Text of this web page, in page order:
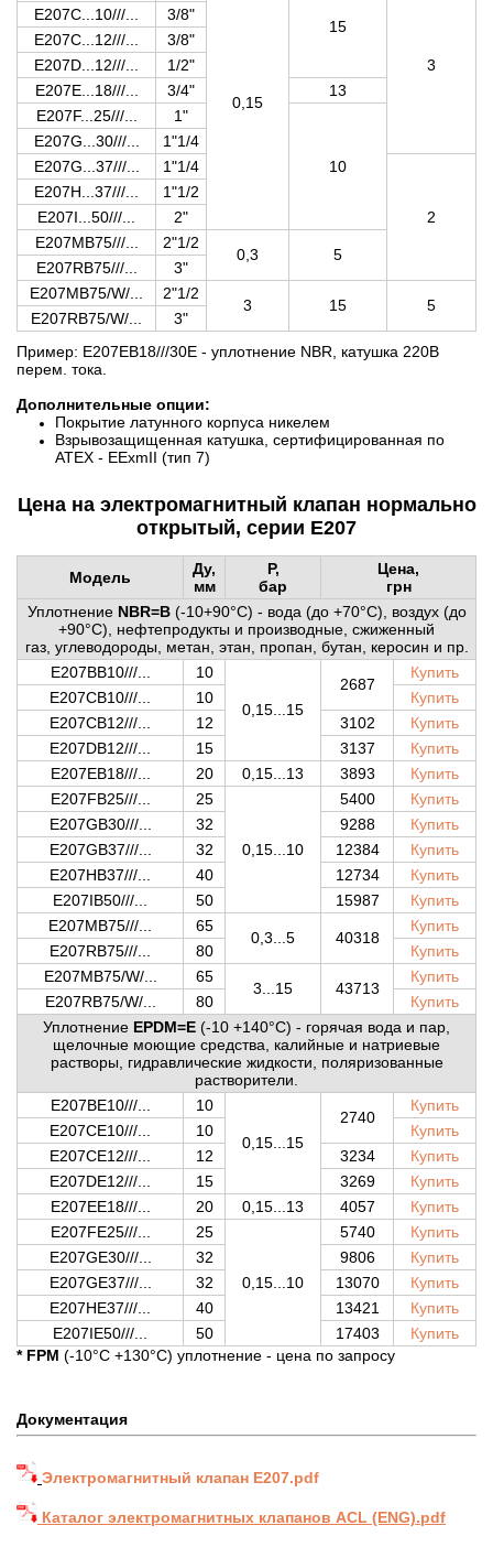
0,15
15
3
E207C...10///...
3/8"
E207C...12///...
3/8"
E207D...12///...
1/2"
E207E...18///...
3/4"
13
E207F...25///...
1"
10
E207G...30///...
1"1/4
E207G...37///...
1"1/4
2
E207H...37///...
1"1/2
E207I...50///...
2"
E207MB75///...
2"1/2
0,3 5
E207RB75///...
3"
E207MB75/W/...
2"1/2
3 15 5
E207RB75/W/...
3"
Пример: E207EB18///30E - уплотнение NBR, катушка 220В
перем. тока.
Дополнительные опции:
Покрытие латунного корпуса никелем
Взрывозащищенная катушка, сертифицированная по
ATEX - EExmII (тип 7)
Цена на электромагнитный клапан нормально
открытый, серии Е207
Модель
Ду,
мм
P,
бар
Цена,
грн
Уплотнение NBR=B(-10+90°C) - вода (до +70°С), воздух (до
+90°С), нефтепродукты и производные, сжиженный
газ, углеводороды, метан, этан, пропан, бутан, керосин и пр.
E207BB10///...
10
0,15...15
2687
Купить
E207CB10///...
10
Купить
E207CB12///...
12 3102
Купить
E207DB12///...
15 3137
Купить
E207EB18///...
20 0,15...13 3893
Купить
E207FB25///...
25
0,15...10
5400
Купить
E207GB30///...
32 9288
Купить
E207GB37///...
32 12384
Купить
E207HB37///...
40 12734
Купить
E207IB50///...
50 15987
Купить
E207MB75///...
65
0,3...5 40318
Купить
E207RB75///...
80
Купить
E207MB75/W/...
65
3...15 43713
Купить
E207RB75/W/...
80
Купить
Уплотнение EPDM=E (-10 +140°C) - горячая вода и пар,
щелочные моющие средства, калийные и натриевые
растворы, гидравлические жидкости, поляризованные
растворители.
E207BE10///...
10
0,15...15
2740
Купить
E207CE10///...
10
Купить
E207CE12///...
12 3234
Купить
E207DE12///...
15 3269
Купить
E207EE18///...
20 0,15...13 4057
Купить
E207FE25///...
25
0,15...10
5740
Купить
E207GE30///...
32 9806
Купить
E207GE37///...
32 13070
Купить
E207HE37///...
40 13421
Купить
E207IE50///...
50 17403
Купить
* FPM (-10°C +130°C) уплотнение - цена по запросу
Документация
Электромагнитный клапан E207.pdf
Каталог электромагнитных клапанов ACL (ENG).pdf